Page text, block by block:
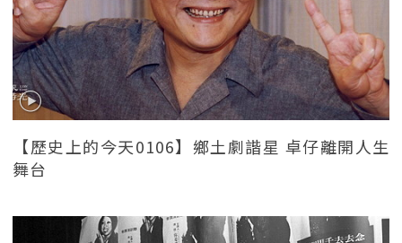
【歷史上的今天0106】鄉土劇諧星 卓仔離開人生
舞台